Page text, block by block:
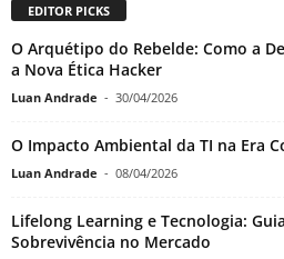
EDITOR PICKS
O Arquétipo do Rebelde: Como a
a Nova Ética Hacker
Luan Andrade - 30/04/2026
O Impacto Ambiental da TI na Era
Luan Andrade - 08/04/2026
Lifelong Learning e Tecnologia:
Sobrevivência no Mercado